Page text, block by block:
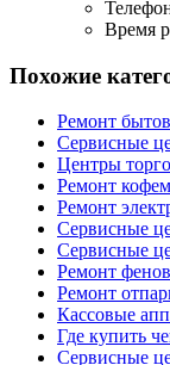
Время
Похожие
Ремонт
Сервисные
Центры
Ремонт
Ремонт
Сервисные
Сервисные
Ремонт
Ремонт
Кассовые
Где купить
Сервисные